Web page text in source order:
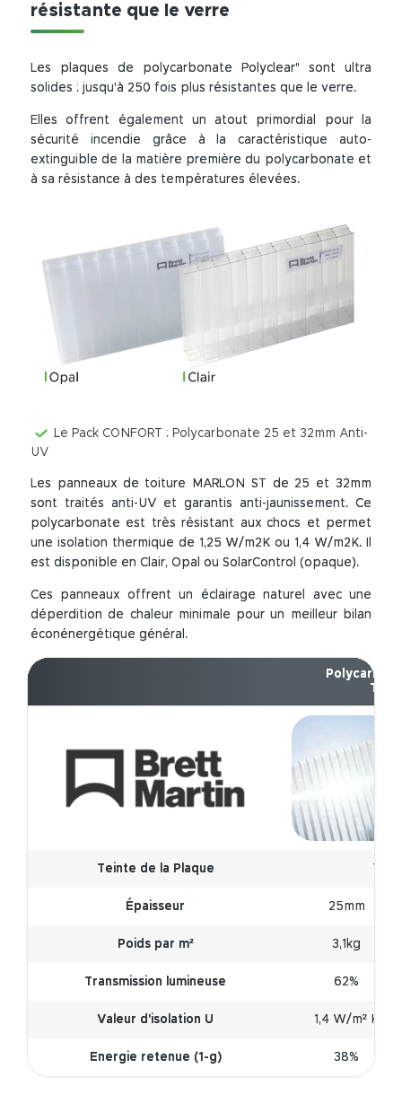
résistante que le verre
Les plaques de polycarbonate Polyclear" sont ultra
solides : jusqu'à 250 fois plus résistantes que le verre.
Elles offrent également un atout primordial pour la
sécurité incendie grâce à la caractéristique auto-
extinguible de la matière première du polycarbonate et
à sa résistance à des températures élevées.
Le Pack CONFORT : Polycarbonate 25 et 32mm Anti-
UV
Les panneaux de toiture MARLON ST de 25 et 32mm
sont traités anti-UV et garantis anti-jaunissement. Ce
polycarbonate est très résistant aux chocs et permet
une isolation thermique de 1,25 W/m2K ou 1,4 W/m2K. Il
est disponible en Clair, Opal ou SolarControl (opaque).
Ces panneaux offrent un éclairage naturel avec une
déperdition de chaleur minimale pour un meilleur bilan
éconénergétique général.
Teinte de la Plaque
Épaisseur 25mm
Poids par m² 3,1kg
Transmission lumineuse 62%
Valeur d'isolation U 1,4 W/m² K
Energie retenue (1-g) 38%